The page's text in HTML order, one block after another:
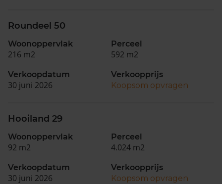
Roundeel 50
Woonoppervlak
216 m2
Perceel
592 m2
Verkoopdatum
30 juni 2026
Verkoopprijs
Koopsom opvragen
Hooiland 29
Woonoppervlak
92 m2
Perceel
4.024 m2
Verkoopdatum
30 juni 2026
Verkoopprijs
Koopsom opvragen